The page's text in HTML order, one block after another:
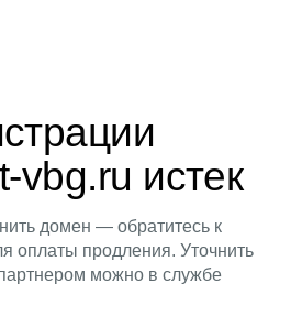
vbg.ru истек
домен — обратитесь к
оплаты продления. Уточнить
можно в службе